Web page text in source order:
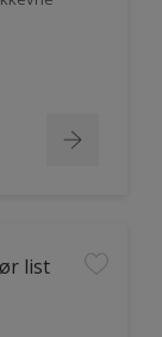
list